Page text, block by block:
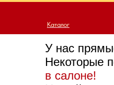
Каталог
Каталог
У нас
Некоторые
в салоне!